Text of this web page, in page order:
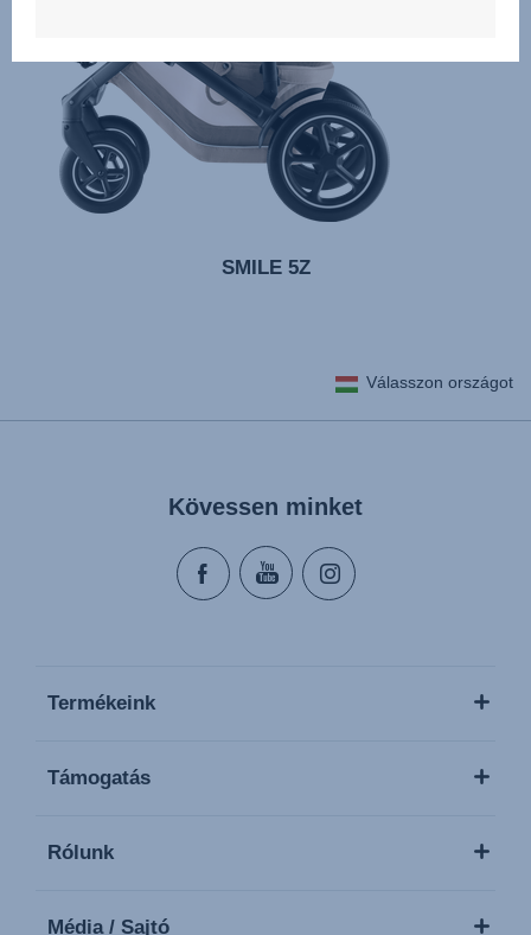
SMILE 5Z
Válasszon országot
Kövessen minket
Termékeink
Támogatás
Rólunk
Média / Sajtó